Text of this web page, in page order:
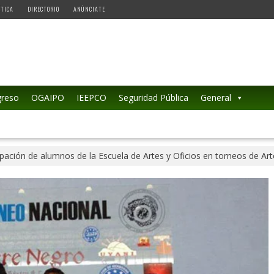
DIRECTORIO ANÚNCIATE
OGAIPO IEEPCO Seguridad Pública General
de alumnos de la Escuela de Artes y Oficios en torneos de